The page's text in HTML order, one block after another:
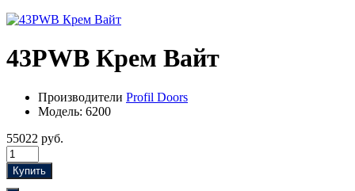
43PWB Крем Вайт
Производители Profil Doors
Модель: 6200
55022 руб.
Купить